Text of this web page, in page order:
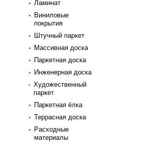
Ламинат
Виниловые
покрытия
Штучный паркет
Массивная доска
Паркетная доска
Инженерная доска
Художественный
паркет
Паркетная ёлка
Террасная доска
Расходные
материалы